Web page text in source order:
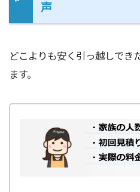
声
どこよりも安く引っ越しでき
ます。